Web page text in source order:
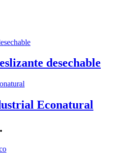
desechable
Econatural